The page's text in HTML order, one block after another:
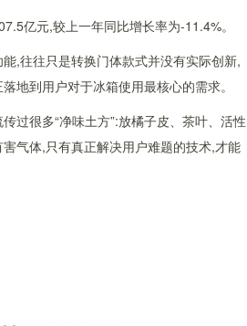
亿元,较上一年同比增长率为-11.4%。
,往往只是转换门体款式并没有实际创新,
地到用户对于冰箱使用最核心的需求。
过很多“净味土方”:放橘子皮、茶叶、活性
气体,只有真正解决用户难题的技术,才能